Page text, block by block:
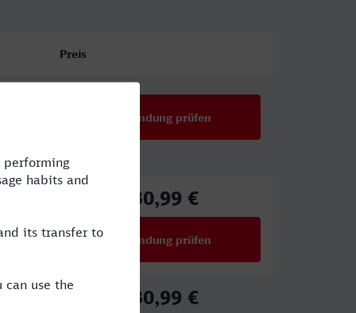
Preis
Verbindung prüfen
30,99 €
Verbindung prüfen
30,99 €